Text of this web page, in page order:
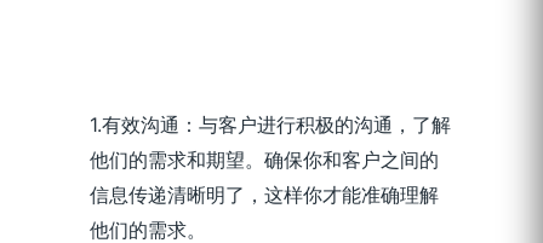
1.有效沟通：与客户进行积极的沟通，了解
他们的需求和期望。确保你和客户之间的
信息传递清晰明了，这样你才能准确理解
他们的需求。